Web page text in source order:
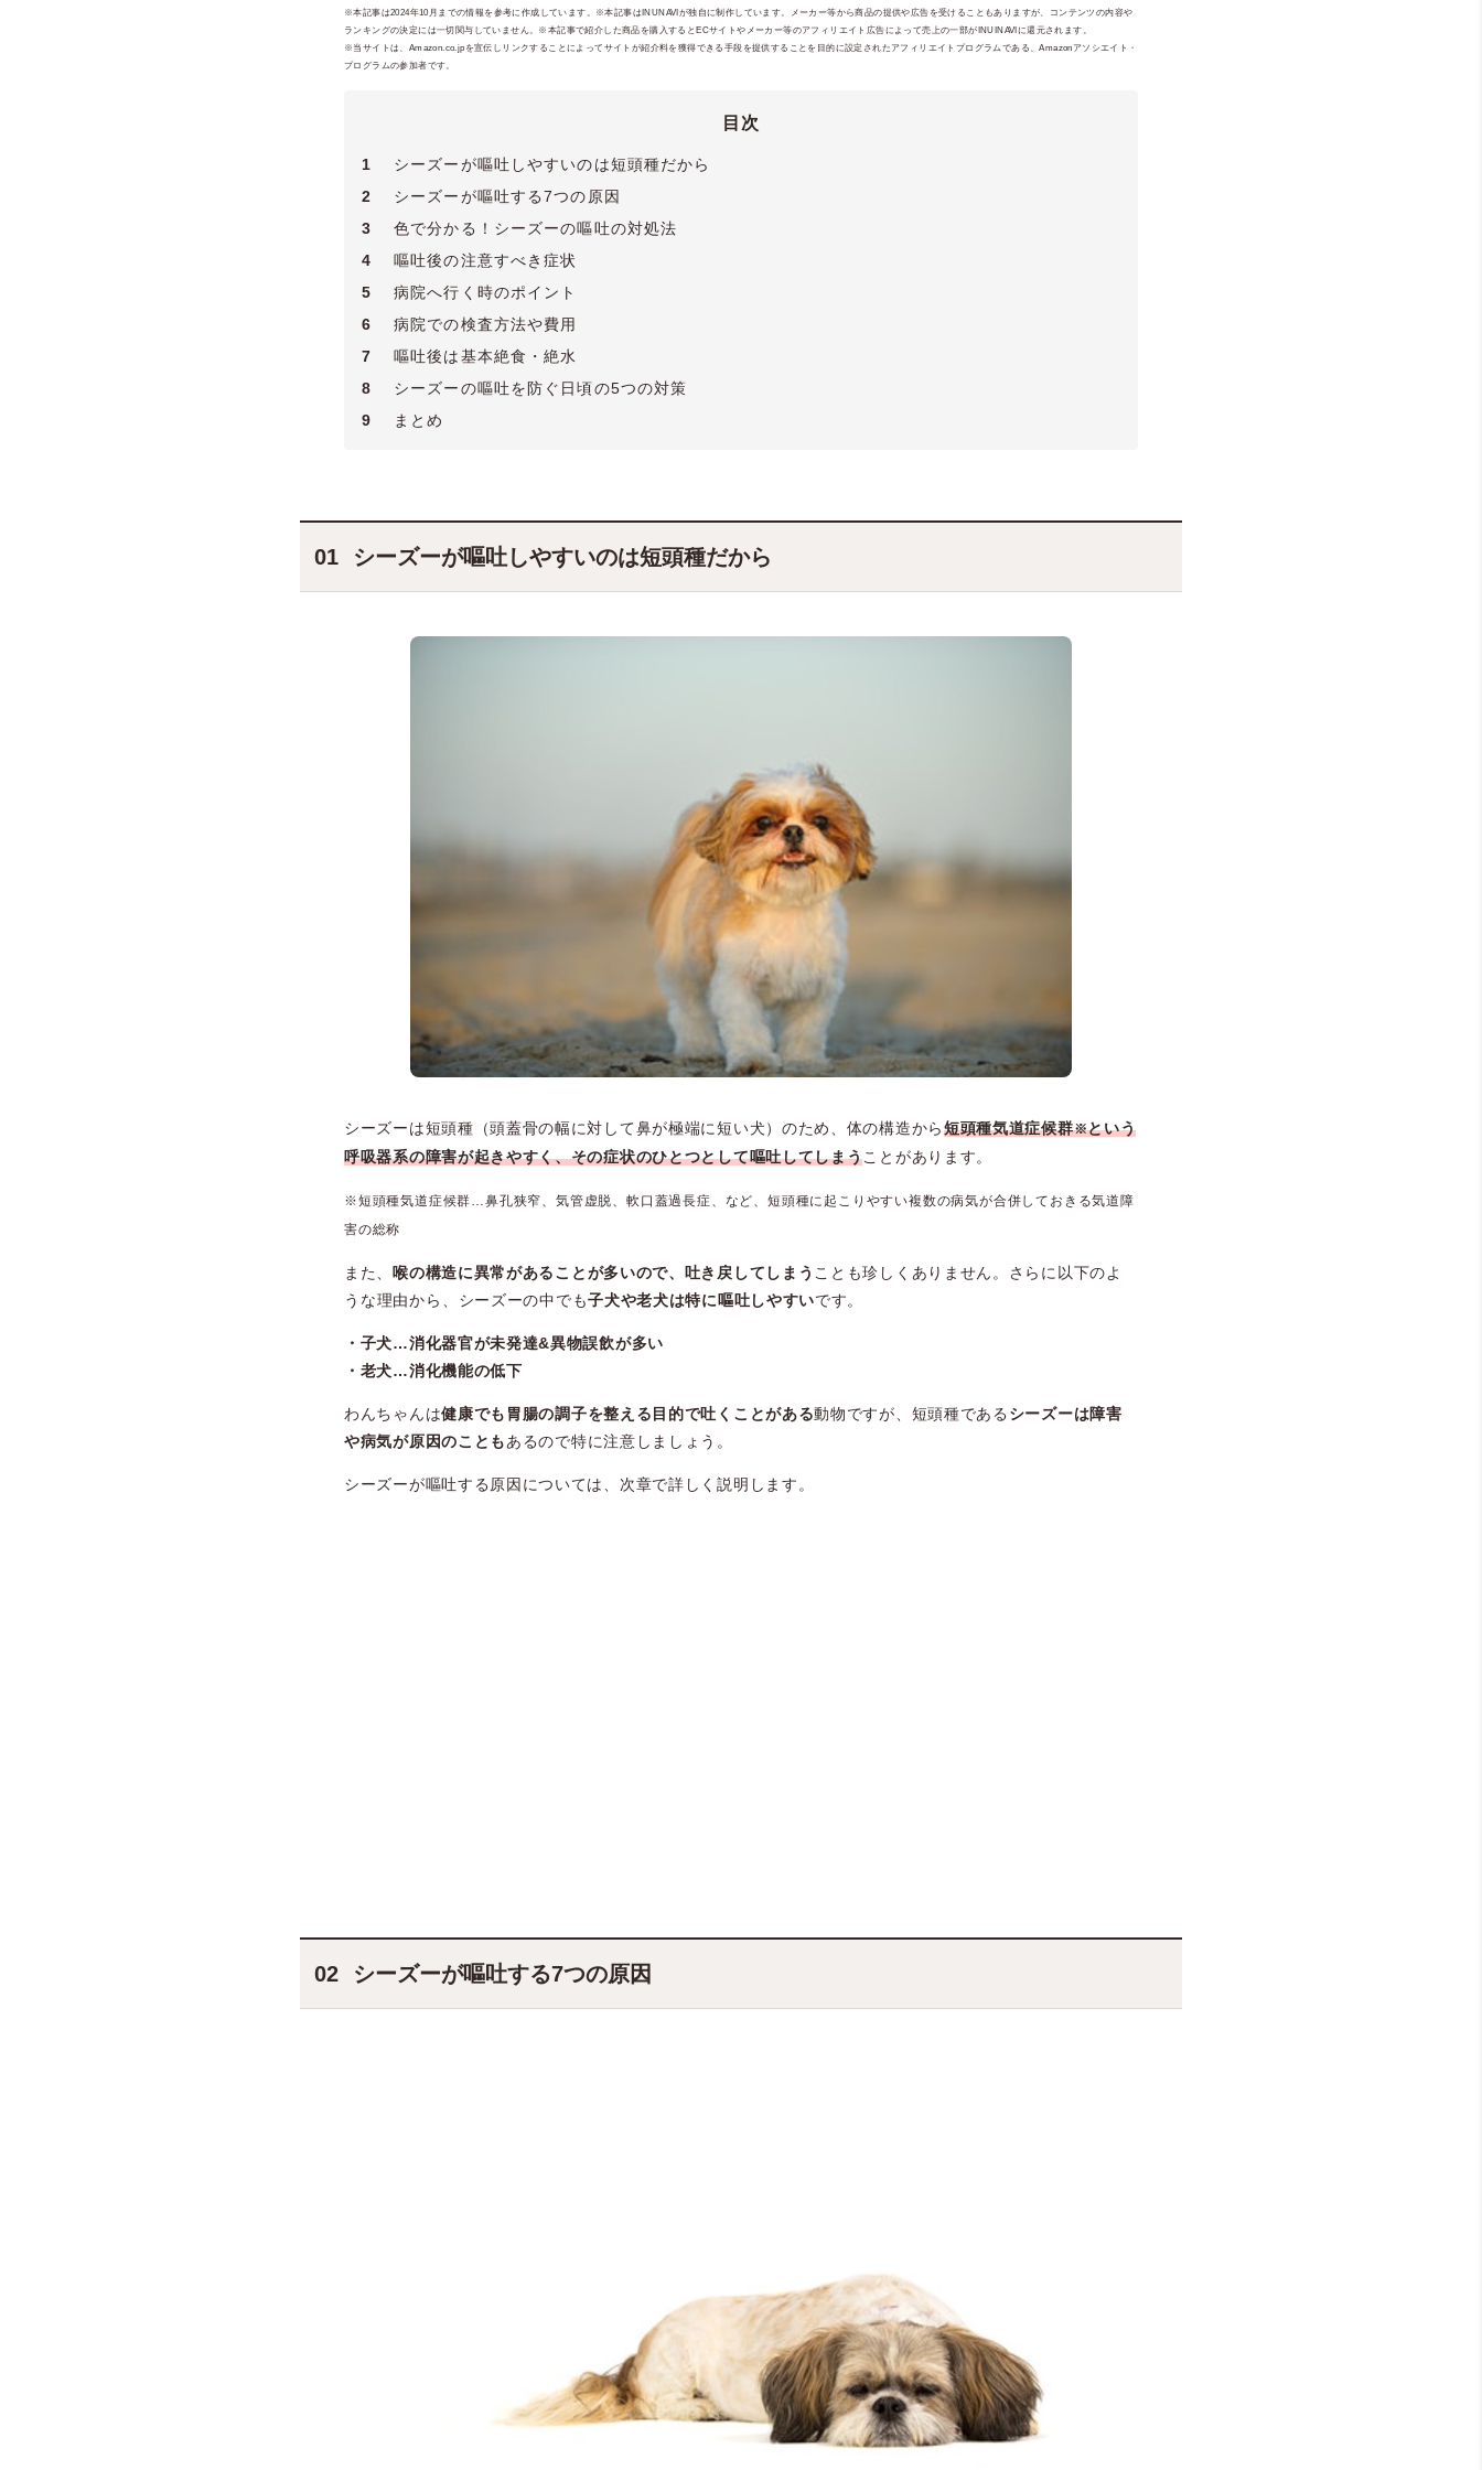
※本記事は2024年10月までの情報を参考に作成しています。※本記事はINUNAVIが独自に制作しています。メーカー等から商品の提供や広告を受けることもありますが、コンテンツの内容や
ランキングの決定には一切関与していません。※本記事で紹介した商品を購入するとECサイトやメーカー等のアフィリエイト広告によって売上の一部がINUINAVIに還元されます。
※当サイトは、Amazon.co.jpを宣伝しリンクすることによってサイトが紹介料を獲得できる手段を提供することを目的に設定されたアフィリエイトプログラムである、Amazonアソシエイト・
プログラムの参加者です。
目次
1
シーズーが嘔吐しやすいのは短頭種だから
2
シーズーが嘔吐する7つの原因
3
色で分かる！シーズーの嘔吐の対処法
4
嘔吐後の注意すべき症状
5
病院へ行く時のポイント
6
病院での検査方法や費用
7
嘔吐後は基本絶食・絶水
8
シーズーの嘔吐を防ぐ日頃の5つの対策
9
まとめ
シーズーが嘔吐しやすいのは短頭種だから
シーズーは短頭種（頭蓋骨の幅に対して鼻が極端に短い犬）のため、体の構造から短頭種気道症候群※という
呼吸器系の障害が起きやすく、その症状のひとつとして嘔吐してしまうことがあります。
※短頭種気道症候群…鼻孔狭窄、気管虚脱、軟口蓋過長症、など、短頭種に起こりやすい複数の病気が合併しておきる気道障
害の総称
また、 喉の構造に異常があることが多いので、吐き戻してしまう ことも珍しくありません。さらに 以下のよ
うな理由から、 シーズーの中でも子犬や老犬は特に嘔吐しやすいです。
・子犬…消化器官が未発達&異物誤飲が多い
・老犬…消化機能の低下
わんちゃんは健康でも胃腸の調子を整える目的で吐くことがある動物ですが、短頭種である シーズーは障害
や病気が原因のこともあるので特に注意しましょう。
シーズーが嘔吐する原因については、次章で詳しく説明します。
シーズーが嘔吐する7つの原因